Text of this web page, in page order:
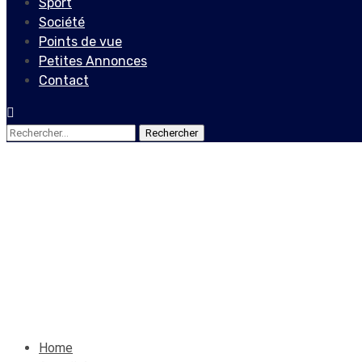
Société
Points de vue
Petites Annonces
Contact
Rechercher :
Home